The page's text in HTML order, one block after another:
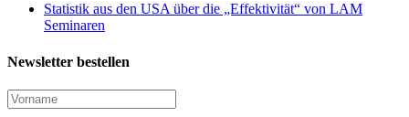
Statistik aus den USA über die „Effektivität“ von LAM
Seminaren
Newsletter bestellen